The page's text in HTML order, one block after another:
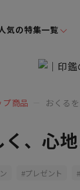
気の特集一覧
プ商品 おくる
、心
プレゼント